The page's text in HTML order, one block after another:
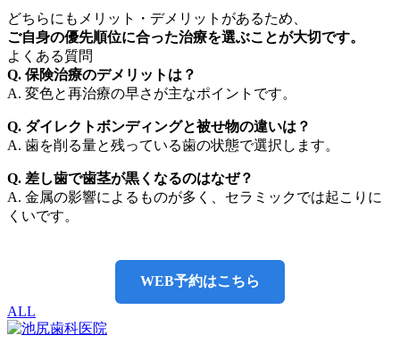
どちらにもメリット・デメリットがあるため、
ご自身の優先順位に合った治療を選ぶことが大切です。
よくある質問
Q. 保険治療のデメリットは？
A. 変色と再治療の早さが主なポイントです。
Q. ダイレクトボンディングと被せ物の違いは？
A. 歯を削る量と残っている歯の状態で選択します。
Q. 差し歯で歯茎が黒くなるのはなぜ？
A. 金属の影響によるものが多く、セラミックでは起こりに
くいです。
WEB予約はこちら
ALL